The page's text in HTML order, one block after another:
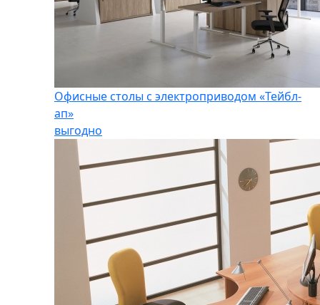
Офисные столы с электроприводом «Тейбл-
ап»
выгодно